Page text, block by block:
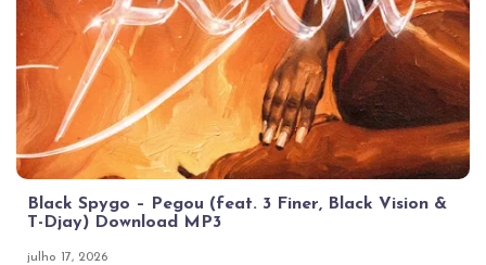
Black Spygo – Pegou (feat. 3 Finer, Black Vision &
T-Djay) Download MP3
julho 17, 2026